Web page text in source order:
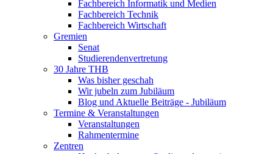
Fachbereich Informatik und Medien
Fachbereich Technik
Fachbereich Wirtschaft
Gremien
Senat
Studierendenvertretung
30 Jahre THB
Was bisher geschah
Wir jubeln zum Jubiläum
Blog und Aktuelle Beiträge - Jubiläum
Termine & Veranstaltungen
Veranstaltungen
Rahmentermine
Zentren